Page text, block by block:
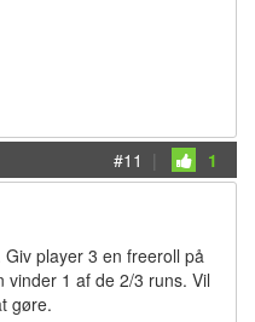
#11 | 1
player 3 en freeroll på
vinder 1 af de 2/3 runs. Vil
gøre.